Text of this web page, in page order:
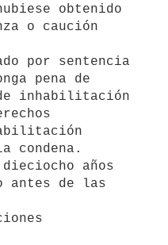
o caución
por sentencia
pena de
condena.
años
antes de las